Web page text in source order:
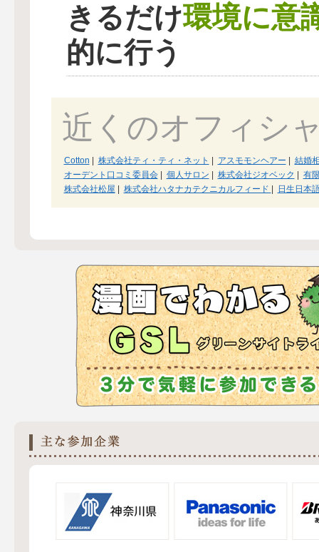
きるだけ環境に意
的に行う
近くのオフィシ
Cotton 株式会社ティ・ティ・ネット アスモモンヘアー
結婚
オーデント口コミ委員会| 個人サロン 株式会社ジオベック
有
株式会社松屋
株式会社ハタナカテクニカルフィード 日生日本